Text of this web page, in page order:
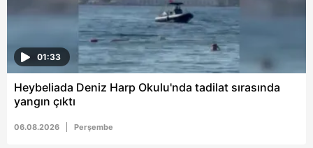
01:33
Heybeliada Deniz Harp Okulu'nda tadilat sırasında
yangın çıktı
06.08.2026 Perşembe